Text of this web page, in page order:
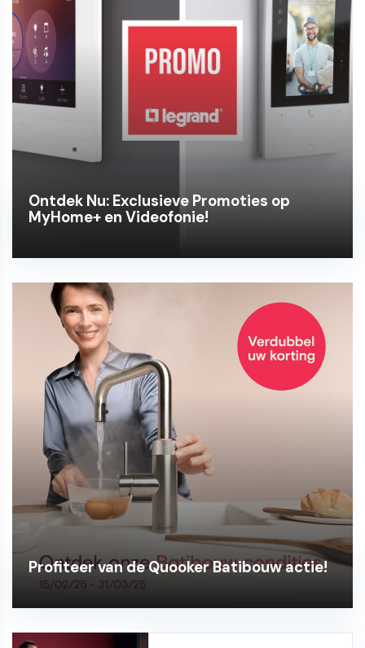
Ontdek Nu: Exclusieve Promoties op
MyHome+ en Videofonie!
Profiteer van de Quooker Batibouw actie!